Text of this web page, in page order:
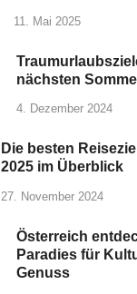
11. Mai 2025
nächsten
4. Dezember 2024
Die besten
2025 im Überblick
27. November 2024
Österreich
Paradies für
Genuss